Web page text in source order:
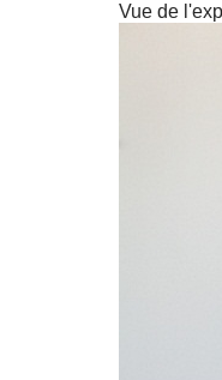
Vue de